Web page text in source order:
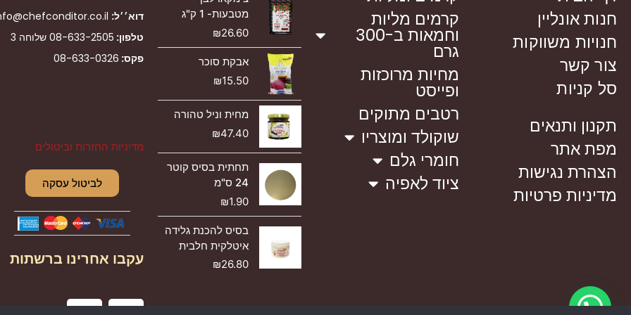
חנות אונליין
חנויות משווקות
צור קשר
סל קניות
תקנון ותנאים
מפת אתר
הצהרת נגישות
מדיניות פרטיות
קרמים מליות
וחמאות ב-300
גרם
מחיות מרוכזות
ופייסט
רטבים מתוקים
שוקולד ומוצריו
חומרי גלם
ציוד לאפיה
מטבעות- 1 ק"ג
₪26.60
אבקת סוכר
₪15.50
מחית וניל טהורה
₪47.40
תחתית בסיס קוטר
24 ס"מ
₪1.90
בסיס להכנת גלידה
איטלקית חלבית
₪26.80
דוא׳׳ל:
טלפון: 08-633-2505 שלוחה 3
פקס: 08-633-0326
מדיניות החזרות וביטולים
לביטול עסקה
עקבו אחרינו ברשתות
F
I